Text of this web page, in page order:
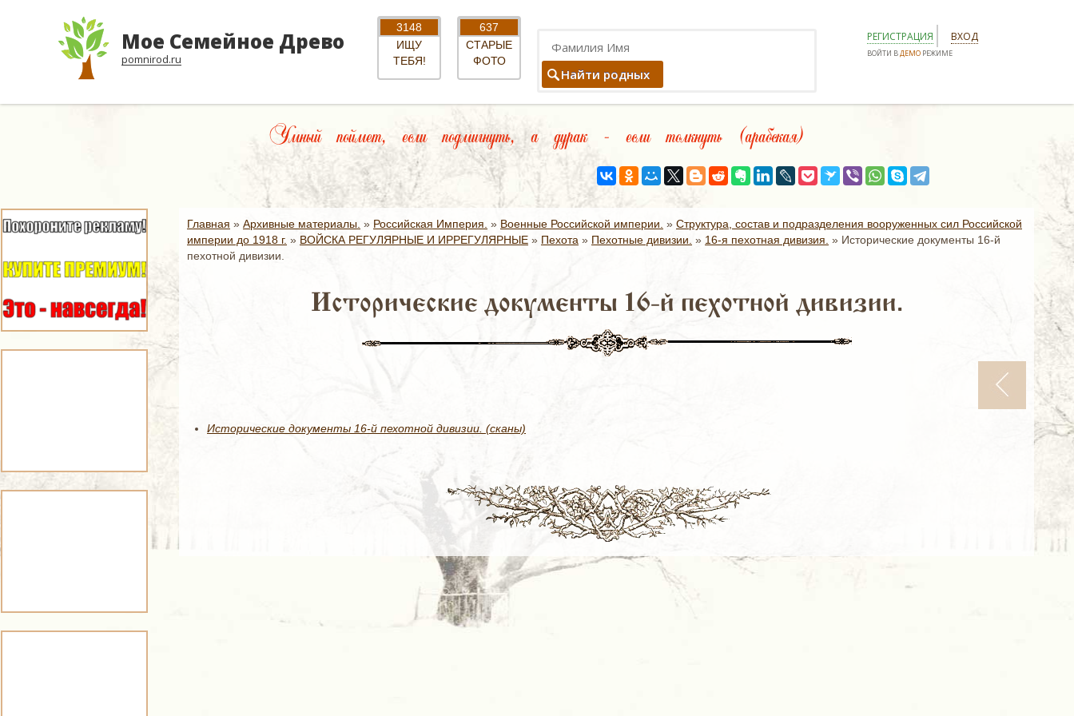
Мое Семейное Древо
pomnirod.ru
3148
ИЩУ
ТЕБЯ!
637
СТАРЫЕ
ФОТО
Найти родных
РЕГИСТРАЦИЯ ВХОД
ВОЙТИ ВДЕМО РЕЖИМЕ
Умный поймет, если подмигнуть, а дурак – если толкнуть (арабская)
Главная » Архивные материалы. » Российская Империя. » Военные Российской империи. » Структура, состав и подразделения вооруженных сил Российской
империи до 1918 г. » ВОЙСКА РЕГУЛЯРНЫЕ И ИРРЕГУЛЯРНЫЕ » Пехота » Пехотные дивизии. » 16-я пехотная дивизия. » Исторические документы 16-й
пехотной дивизии.
Исторические документы 16-й пехотной дивизии.
Исторические документы 16-й пехотной дивизии. (сканы)